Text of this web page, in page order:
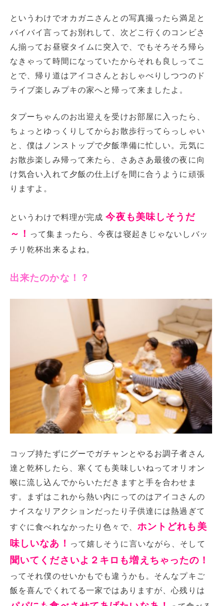
というわけでオカガニさんとの写真撮ったら満足と
バイバイ言ってお別れして、次どこ行くのコンビさ
ん揃ってお昼寝タイムに突入で、でもそろそろ帰ら
なきゃって時間になっていたからそれも良しってこ
とで、帰り道はアイコさんとおしゃべりしつつのド
ライブ楽しみプキの家へと帰って来ましたよ。
タプーちゃんのお出迎えを受けお部屋に入ったら、
ちょっとゆっくりしてからお散歩行ってらっしゃい
と、僕はノンストップで夕飯準備に忙しい。元気に
お散歩楽しみ帰って来たら、さあさあ最後の夜に向
け気合い入れて夕飯の仕上げを間に合うように頑張
りますよ。
というわけで料理が完成今夜も美味しそうだ
～！ って集まったら、今夜は寝起きじゃないしバッ
チリ乾杯出来るよね。
出来たのかな！？
コップ持たずにグーでガチャンとやるお調子者さん
達と乾杯したら、寒くても美味しいねってオリオン
喉に流し込んでからいただきますと手を合わせま
す。まずはこれから熱い内にってのはアイコさんの
ナイスなリアクションだったり子供達には熱過ぎて
すぐに食べれなかったり色々で、 ホントどれも美
味しいなあ！ って嬉しそうに言いながら、そして
聞いてくださいよ２キロも増えちゃったの！
ってそれ僕のせいかもでも違うかも。そんなプキご
飯を喜んでくれてる一家ではありますが、心残りは